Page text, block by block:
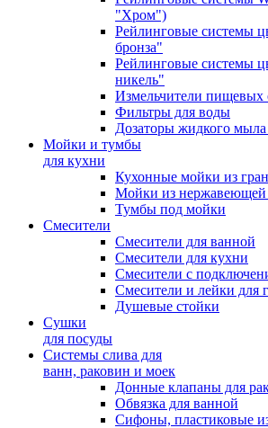
"Хром")
Рейлинговые системы
бронза"
Рейлинговые системы
никель"
Измельчители пищевых
Фильтры для воды
Дозаторы жидкого
Мойки и тумбы
для кухни
Кухонные мойки из
Мойки из нержавеющей
Тумбы под мойки
Смесители
Смесители для ванной
Смесители для кухни
Смесители с
Cмесители и лейки для
Душевые стойки
Сушки
для посуды
Системы слива для
ванн, раковин и моек
Донные клапаны для
Обвязка для ванной
Сифоны, пластиковые